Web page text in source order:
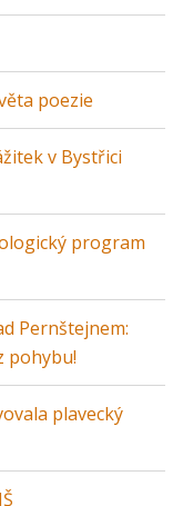
poezie
v Bystřici
program
Pernštejnem:
pohybu!
plavecký